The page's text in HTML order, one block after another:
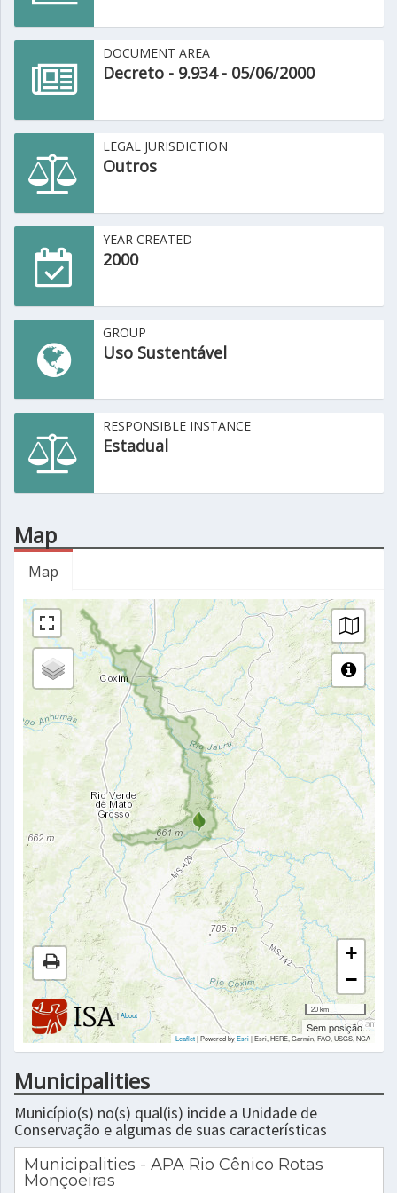
DOCUMENT AREA
Decreto - 9.934 - 05/06/2000
LEGAL JURISDICTION
Outros
YEAR CREATED
2000
GROUP
Uso Sustentável
RESPONSIBLE INSTANCE
Estadual
Map
Map
|About
+
−
20 km
Sem posição...
Leaflet| Powered byEsri|Esri, HERE, Garmin, FAO, USGS, NGA
Municipalities
Município(s) no(s) qual(is) incide a Unidade de
Conservação e algumas de suas características
Municipalities - APA Rio Cênico Rotas
Monçoeiras